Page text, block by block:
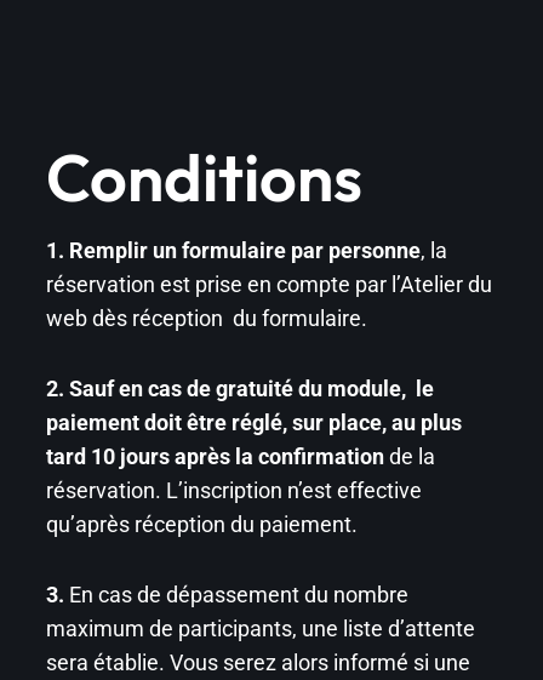
Conditions
1. Remplir un formulaire par personne, la
réservation est prise en compte par l’Atelier du
web dès réception du formulaire.
2. Sauf en cas de gratuité du module, le
paiement doit être réglé, sur place, au plus
tard 10 jours après la confirmationde la
réservation. L’inscription n’est effective
qu’après réception du paiement.
3. En cas de dépassement du nombre
maximum de participants, une liste d’attente
sera établie. Vous serez alors informé si une